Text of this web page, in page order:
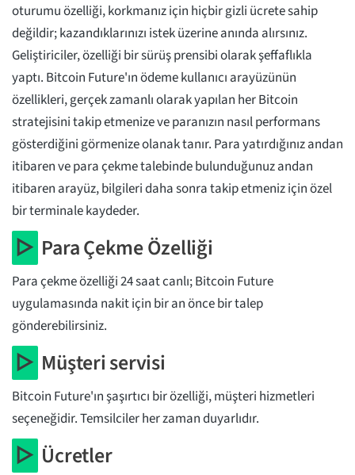
oturumu özelliği, korkmanız için hiçbir gizli ücrete sahip
değildir; kazandıklarınızı istek üzerine anında alırsınız.
Geliştiriciler, özelliği bir sürüş prensibi olarak şeffaflıkla
yaptı. Bitcoin Future'ın ödeme kullanıcı arayüzünün
özellikleri, gerçek zamanlı olarak yapılan her Bitcoin
stratejisini takip etmenize ve paranızın nasıl performans
gösterdiğini görmenize olanak tanır. Para yatırdığınız andan
itibaren ve para çekme talebinde bulunduğunuz andan
itibaren arayüz, bilgileri daha sonra takip etmeniz için özel
bir terminale kaydeder.
▷ Para Çekme Özelliği
Para çekme özelliği 24 saat canlı; Bitcoin Future
uygulamasında nakit için bir an önce bir talep
gönderebilirsiniz.
▷ Müşteri servisi
Bitcoin Future'ın şaşırtıcı bir özelliği, müşteri hizmetleri
seçeneğidir. Temsilciler her zaman duyarlıdır.
▷ Ücretler